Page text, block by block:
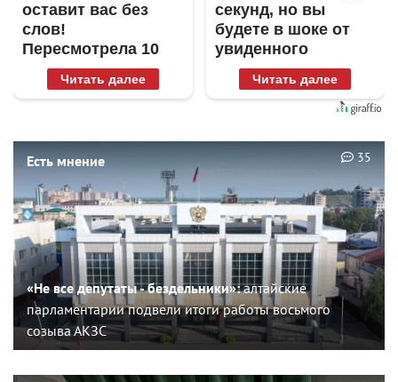
оставит вас без
слов!
Пересмотрела 10
раз
Читать далее
секунд, но вы
будете в шоке от
увиденного
Читать далее
Есть мнение
«Не все депутаты - бездельники»:алтайские
парламентарии подвели итоги работы восьмого
созыва АКЗС
35